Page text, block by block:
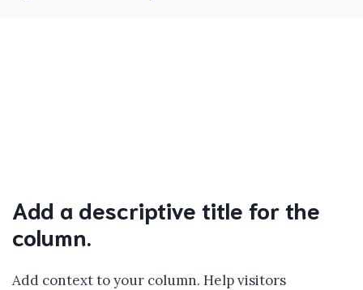
Add a descriptive title for the
column.
Add context to your column. Help visitors